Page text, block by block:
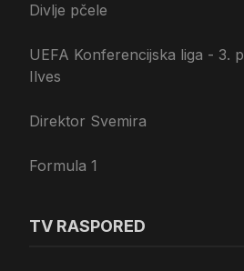
Divlje pčele
UEFA Konferencijska liga - 3.
Ilves
Direktor Svemira
Formula 1
TV RASPORED